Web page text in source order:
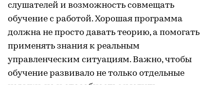
слушателей и возможность совмещать
обучение с работой. Хорошая программа
должна не просто давать теорию, а помогать
применять знания к реальным
управленческим ситуациям. Важно, чтобы
обучение развивало не только отдельные